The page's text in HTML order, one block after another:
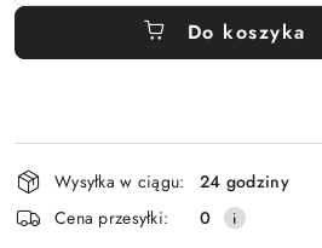
Do koszyka
Wyślij
Dostępność
i
dostawa
Wysyłka w ciągu:
24 godziny
Cena przesyłki:
0